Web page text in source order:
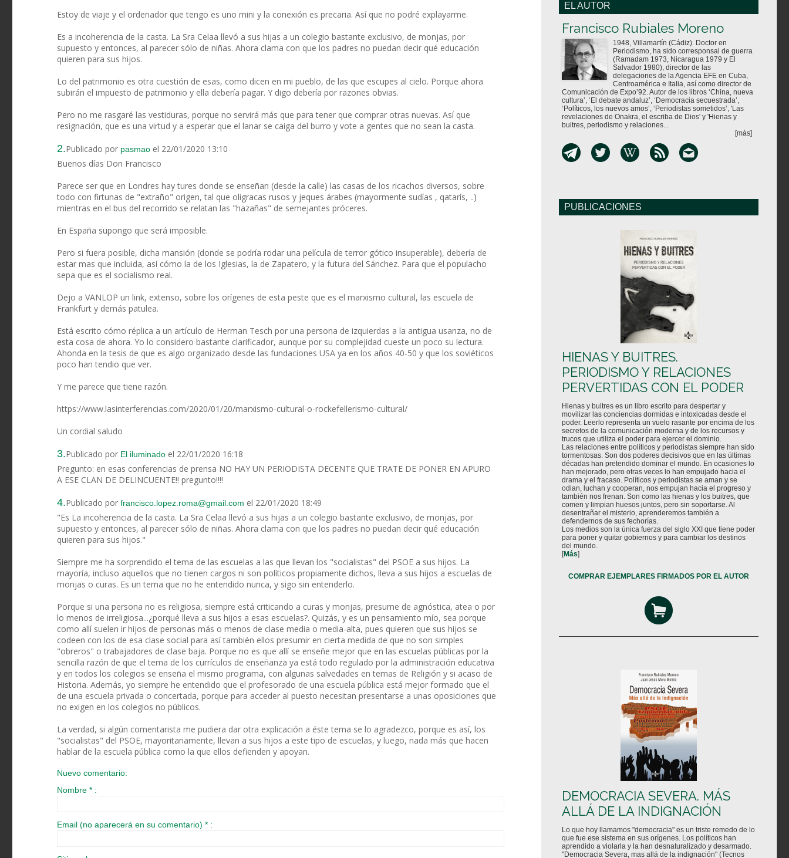
Estoy de viaje y el ordenador que tengo es uno mini y la conexión es precaria. Así que no podré explayarme.
Es a incoherencia de la casta. La Sra Celaa llevó a sus hijas a un colegio bastante exclusivo, de monjas, por
supuesto y entonces, al parecer sólo de niñas. Ahora clama con que los padres no puedan decir qué educación
quieren para sus hijos.
Lo del patrimonio es otra cuestión de esas, como dicen en mi pueblo, de las que escupes al cielo. Porque ahora
subirán el impuesto de patrimonio y ella debería pagar. Y digo debería por razones obvias.
Pero no me rasgaré las vestiduras, porque no servirá más que para tener que comprar otras nuevas. Así que
resignación, que es una virtud y a esperar que el lanar se caiga del burro y vote a gentes que no sean la casta.
2.Publicado por pasmao el 22/01/2020 13:10
Buenos días Don Francisco
Parece ser que en Londres hay tures donde se enseñan (desde la calle) las casas de los ricachos diversos, sobre
todo con firtunas de "extraño" origen, tal que oligracas rusos y jeques árabes (mayormente sudías , qatarís, ..)
mientras en el bus del recorrido se relatan las "hazañas" de semejantes próceres.
En España supongo que será imposible.
Pero si fuera posible, dicha mansión (donde se podría rodar una película de terror gótico insuperable), debería de
estar mas que incluida, así cómo la de los Iglesias, la de Zapatero, y la futura del Sánchez. Para que el populacho
sepa que es el socialismo real.
Dejo a VANLOP un link, extenso, sobre los orígenes de esta peste que es el marxismo cultural, las escuela de
Frankfurt y demás patulea.
Está escrito cómo réplica a un artículo de Herman Tesch por una persona de izquierdas a la antigua usanza, no de
esta cosa de ahora. Yo lo considero bastante clarificador, aunque por su complejidad cueste un poco su lectura.
Ahonda en la tesis de que es algo organizado desde las fundaciones USA ya en los años 40-50 y que los soviéticos
poco han tendio que ver.
Y me parece que tiene razón.
https://www.lasinterferencias.com/2020/01/20/marxismo-cultural-o-rockefellerismo-cultural/
Un cordial saludo
3.Publicado por El iluminado el 22/01/2020 16:18
Pregunto: en esas conferencias de prensa NO HAY UN PERIODISTA DECENTE QUE TRATE DE PONER EN APURO
A ESE CLAN DE DELINCUENTE!! pregunto!!!!
4.Publicado por francisco.lopez.roma@gmail.com el 22/01/2020 18:49
"Es La incoherencia de la casta. La Sra Celaa llevó a sus hijas a un colegio bastante exclusivo, de monjas, por
supuesto y entonces, al parecer sólo de niñas. Ahora clama con que los padres no puedan decir qué educación
quieren para sus hijos."
Siempre me ha sorprendido el tema de las escuelas a las que llevan los "socialistas" del PSOE a sus hijos. La
mayoría, incluso aquellos que no tienen cargos ni son políticos propiamente dichos, lleva a sus hijos a escuelas de
monjas o curas. Es un tema que no he entendido nunca, y sigo sin entenderlo.
Porque si una persona no es religiosa, siempre está criticando a curas y monjas, presume de agnóstica, atea o por
lo menos de irreligiosa...¿porqué lleva a sus hijos a esas escuelas?. Quizás, y es un pensamiento mío, sea porque
como allí suelen ir hijos de personas más o menos de clase media o media-alta, pues quieren que sus hijos se
codeen con los de esa clase social para así también ellos presumir en cierta medida de que no son simples
"obreros" o trabajadores de clase baja. Porque no es que allí se enseñe mejor que en las escuelas públicas por la
sencilla razón de que el tema de los currículos de enseñanza ya está todo regulado por la administración educativa
y en todos los colegios se enseña el mismo programa, con algunas salvedades en temas de Religión y si acaso de
Historia. Además, yo siempre he entendido que el profesorado de una escuela pública está mejor formado que el
de una escuela privada o concertada, porque para acceder al puesto necesitan presentarse a unas oposiciones que
no exigen en los colegios no públicos.
La verdad, si algún comentarista me pudiera dar otra explicación a éste tema se lo agradezco, porque es así, los
"socialistas" del PSOE, mayoritariamente, llevan a sus hijos a este tipo de escuelas, y luego, nada más que hacen
hablar de la escuela pública como la que ellos defienden y apoyan.
Nuevo comentario:
Nombre * :
Email (no aparecerá en su comentario) * :
EL AUTOR
Francisco Rubiales Moreno
1948, Villamartín (Cádiz). Doctor en
Periodismo, ha sido corresponsal de guerra
(Ramadam 1973, Nicaragua 1979 y El
Salvador 1980), director de las
delegaciones de la Agencia EFE en Cuba,
Centroamérica e Italia, así como director de
Comunicación de Expo’92. Autor de los libros ‘China, nueva
cultura’, ‘El debate andaluz’, ‘Democracia secuestrada’,
‘Políticos, los nuevos amos’, ‘Periodistas sometidos’, 'Las
revelaciones de Onakra, el escriba de Dios' y 'Hienas y
buitres, periodismo y relaciones...
[más]
PUBLICACIONES
HIENAS Y BUITRES.
PERIODISMO Y RELACIONES
PERVERTIDAS CON EL PODER
Hienas y buitres es un libro escrito para despertar y
movilizar las conciencias dormidas e intoxicadas desde el
poder. Leerlo representa un vuelo rasante por encima de los
secretos de la comunicación moderna y de los recursos y
trucos que utiliza el poder para ejercer el dominio.
Las relaciones entre políticos y periodistas siempre han sido
tormentosas. Son dos poderes decisivos que en las últimas
décadas han pretendido dominar el mundo. En ocasiones lo
han mejorado, pero otras veces lo han empujado hacia el
drama y el fracaso. Políticos y periodistas se aman y se
odian, luchan y cooperan, nos empujan hacia el progreso y
también nos frenan. Son como las hienas y los buitres, que
comen y limpian huesos juntos, pero sin soportarse. Al
desentrañar el misterio, aprenderemos también a
defendernos de sus fechorías.
Los medios son la única fuerza del siglo XXI que tiene poder
para poner y quitar gobiernos y para cambiar los destinos
del mundo.
[Más]
COMPRAR EJEMPLARES FIRMADOS POR EL AUTOR
DEMOCRACIA SEVERA. MÁS
ALLÁ DE LA INDIGNACIÓN
Lo que hoy llamamos "democracia" es un triste remedo de lo
que fue ese sistema en sus orígenes. Los políticos han
aprendido a violarla y la han desnaturalizado y desarmado.
"Democracia Severa, mas allá de la indignación" (Tecnos